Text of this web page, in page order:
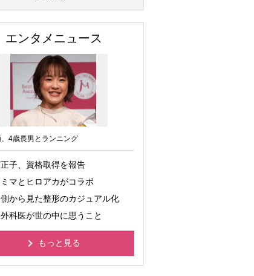
エンタメニュース
4歳長男とランニング
子、資格取得を報告
マとヒロアカがコラボ
から見た整形のカジュアル化
科医が世の中に思うこと
もっと見る